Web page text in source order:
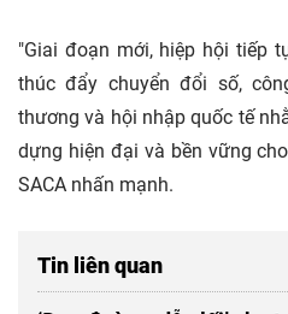
"Giai đoạn mới, hiệp hội tiếp
thúc đẩy chuyển đổi số,
thương và hội nhập quốc tế
dựng hiện đại và bền vững
SACA nhấn mạnh.
Tin liên quan